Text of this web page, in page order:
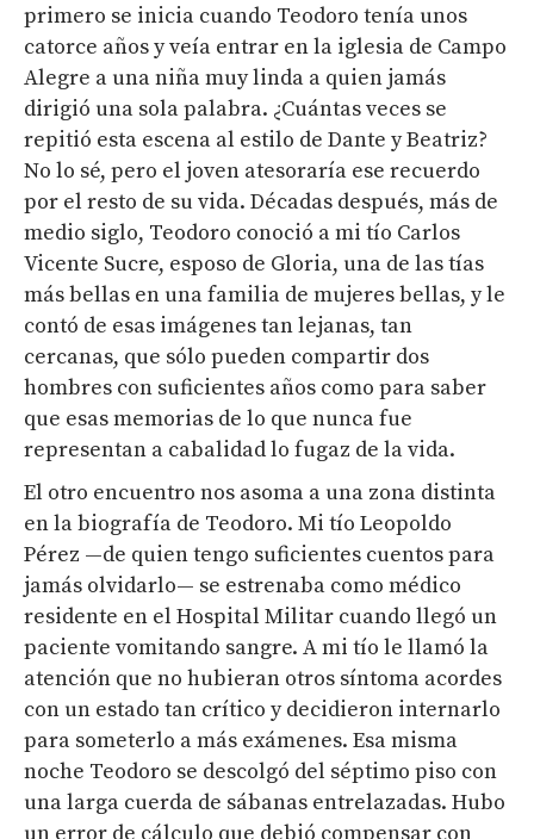
primero se inicia cuando Teodoro tenía unos
catorce años y veía entrar en la iglesia de Campo
Alegre a una niña muy linda a quien jamás
dirigió una sola palabra. ¿Cuántas veces se
repitió esta escena al estilo de Dante y Beatriz?
No lo sé, pero el joven atesoraría ese recuerdo
por el resto de su vida. Décadas después, más de
medio siglo, Teodoro conoció a mi tío Carlos
Vicente Sucre, esposo de Gloria, una de las tías
más bellas en una familia de mujeres bellas, y le
contó de esas imágenes tan lejanas, tan
cercanas, que sólo pueden compartir dos
hombres con suficientes años como para saber
que esas memorias de lo que nunca fue
representan a cabalidad lo fugaz de la vida.
El otro encuentro nos asoma a una zona distinta
en la biografía de Teodoro. Mi tío Leopoldo
Pérez —de quien tengo suficientes cuentos para
jamás olvidarlo— se estrenaba como médico
residente en el Hospital Militar cuando llegó un
paciente vomitando sangre. A mi tío le llamó la
atención que no hubieran otros síntoma acordes
con un estado tan crítico y decidieron internarlo
para someterlo a más exámenes. Esa misma
noche Teodoro se descolgó del séptimo piso con
una larga cuerda de sábanas entrelazadas. Hubo
un error de cálculo que debió compensar con